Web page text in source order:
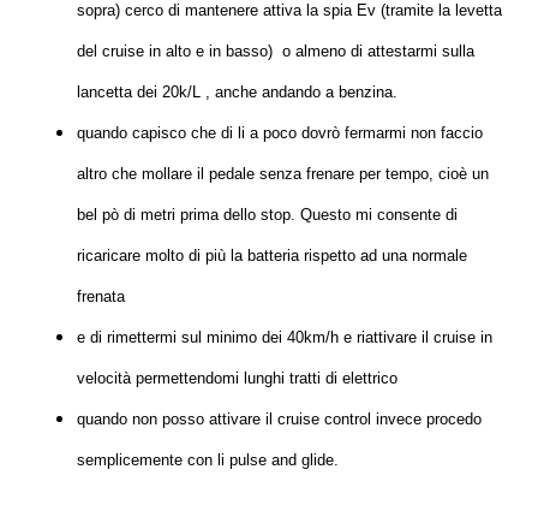
sopra) cerco di mantenere attiva la spia Ev (tramite la levetta
del cruise in alto e in basso) o almeno di attestarmi sulla
lancetta dei 20k/L , anche andando a benzina.
quando capisco che di li a poco dovrò fermarmi non faccio
altro che mollare il pedale senza frenare per tempo, cioè un
bel pò di metri prima dello stop. Questo mi consente di
ricaricare molto di più la batteria rispetto ad una normale
frenata
e di rimettermi sul minimo dei 40km/h e riattivare il cruise in
velocità permettendomi lunghi tratti di elettrico
quando non posso attivare il cruise control invece procedo
semplicemente con li pulse and glide.